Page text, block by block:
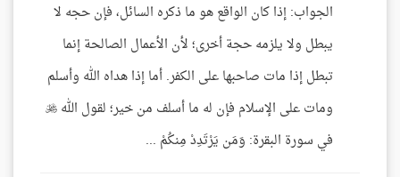
الجواب: إذا كان الواقع هو ما ذكره السائل، فإن حجه لا
يبطل ولا يلزمه حجة أخرى؛ لأن الأعمال الصالحة إنما
تبطل إذا مات صاحبها على الكفر. أما إذا هداه الله وأسلم
ومات على الإسلام فإن له ما أسلف من خير؛ لقول الله 
في سورة البقرة: وَمَن يَرْتَدِدْ مِنكُمْ ...